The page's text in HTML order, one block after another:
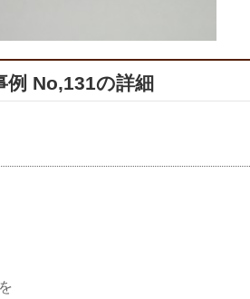
No,131の詳細